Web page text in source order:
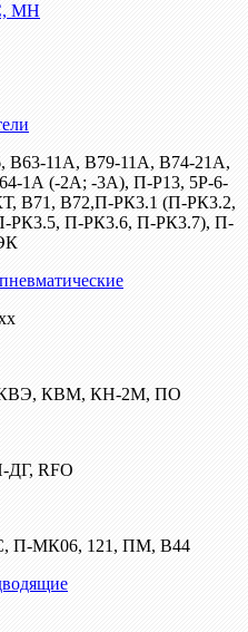
МН
В63-11А, В79-11А, В74-21А,
1А (-2А; -3А), П-Р13, 5Р-6-
В71, В72,П-РК3.1 (П-РК3.2,
РК3.5, П-РК3.6, П-РК3.7), П-
КВМ, КН-2М, ПО
RFO
П-МК06, 121, ПМ, В44